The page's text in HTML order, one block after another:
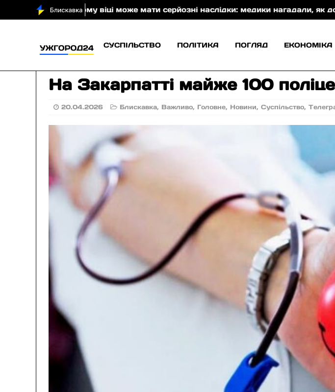
у літньому віці може мати серйозні наслідки: медики нагадали, як допомогти
СУСПІЛЬСТВО ПОЛІТИКА ПОГЛЯД ЕКОНОМІКА
На Закарпатті майже 100
20.04.2026 Блискавка, Важливо, Головне, Новини,Суспільство,